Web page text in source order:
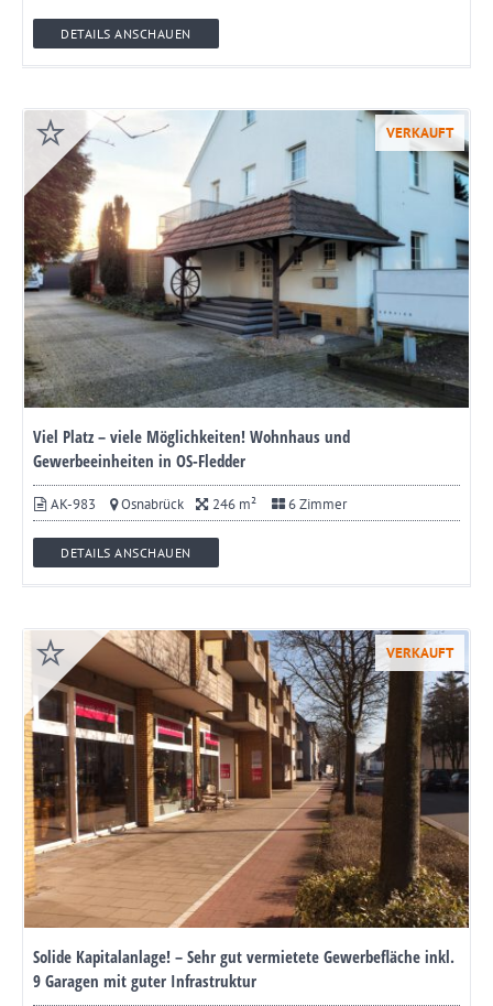
DETAILS ANSCHAUEN
VERKAUFT
Viel Platz – viele Möglichkeiten! Wohnhaus und
Gewerbeeinheiten in OS-Fledder
AK-983 Osnabrück 246 m² 6 Zimmer
DETAILS ANSCHAUEN
VERKAUFT
Solide Kapitalanlage! – Sehr gut vermietete Gewerbefläche inkl.
9 Garagen mit guter Infrastruktur